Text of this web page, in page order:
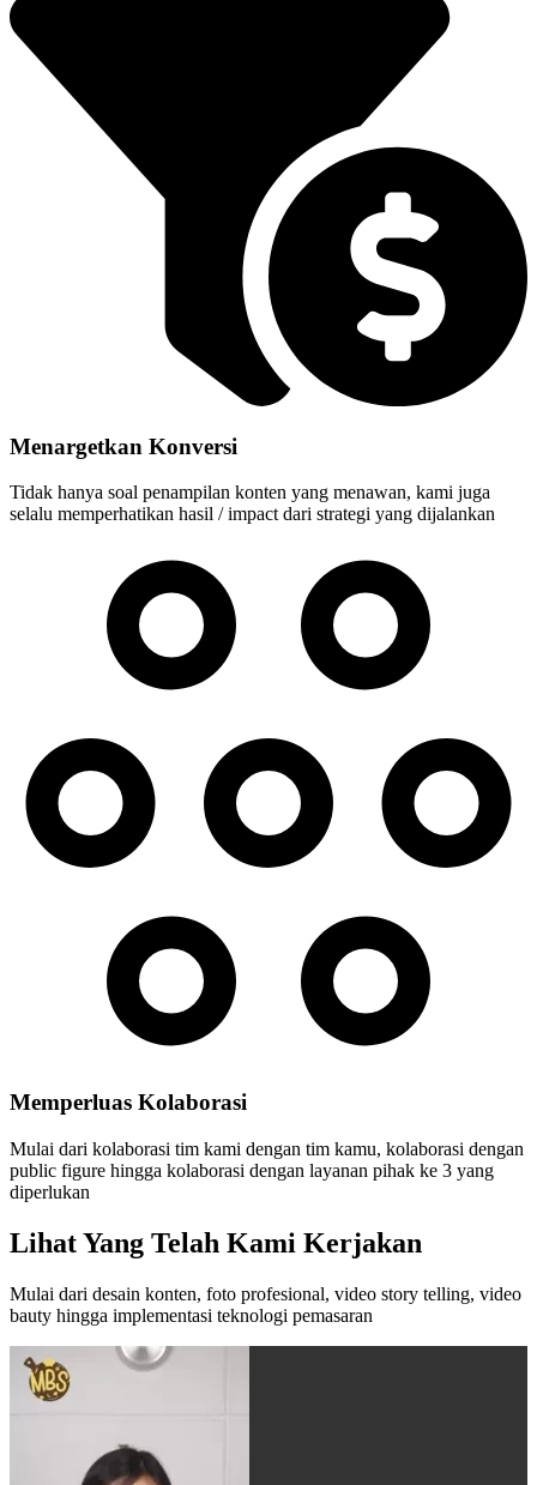
Menargetkan Konversi
Tidak hanya soal penampilan konten yang menawan, kami juga
selalu memperhatikan hasil / impact dari strategi yang dijalankan
Memperluas Kolaborasi
Mulai dari kolaborasi tim kami dengan tim kamu, kolaborasi dengan
public figure hingga kolaborasi dengan layanan pihak ke 3 yang
diperlukan
Lihat Yang Telah Kami Kerjakan
Mulai dari desain konten, foto profesional, video story telling, video
bauty hingga implementasi teknologi pemasaran